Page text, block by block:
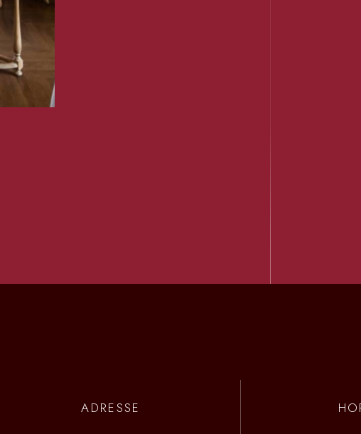
ADRESSE